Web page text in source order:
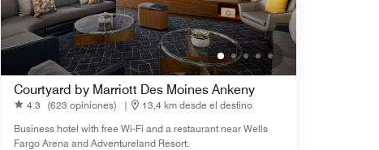
Courtyard by Marriott Des Moines Ankeny
4.3 (623 opiniones) |
13,4 km desde el destino
Business hotel with free Wi-Fi and a restaurant near Wells
Fargo Arena and Adventureland Resort.